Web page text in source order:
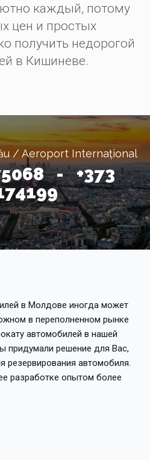
каждый, потому
цен и простых
получить недорогой
в Кишиневе.
/ Aeroport Internațional
- +373
в Молдове иногда может
в переполненном рынке
автомобилей в нашей
придумали решение для Вас,
резервирования автомобиля.
разработке опытом более